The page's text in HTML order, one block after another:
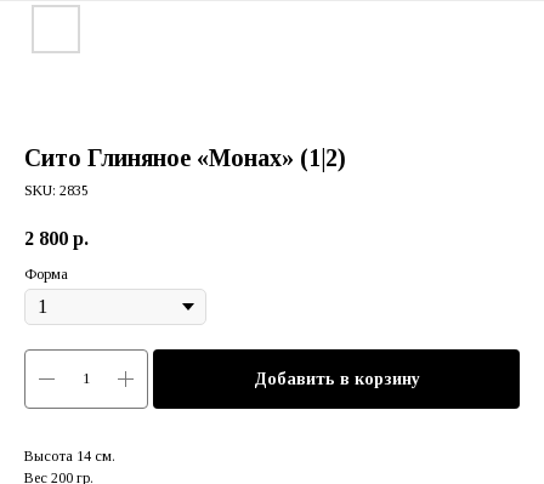
Сито Глиняное «Монах» (1|2)
SKU: 2835
2 800 р.
Форма
Добавить в корзину
Высота 14 см.
Вес 200 гр.